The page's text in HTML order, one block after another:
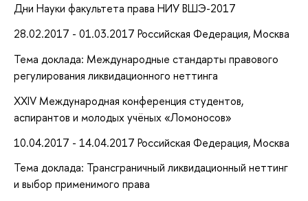
Дни Науки факультета права НИУ ВШЭ-2017
28.02.2017 - 01.03.2017 Российская Федерация, Москва
Тема доклада: Международные стандарты правового
регулирования ликвидационного неттинга
XXIV Международная конференция студентов,
аспирантов и молодых учёных «Ломоносов»
10.04.2017 - 14.04.2017 Российская Федерация, Москва
Тема доклада: Трансграничный ликвидационный неттинг
и выбор применимого права